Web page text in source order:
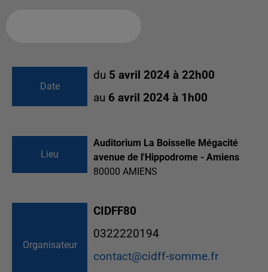
Date
du 5 avril 2024 à 22h00
au 6 avril 2024 à 1h00
Lieu
Auditorium La Boisselle Mégacité
avenue de l'Hippodrome - Amiens
80000 AMIENS
Organisateur
CIDFF80
0322220194
contact@cidff-somme.fr